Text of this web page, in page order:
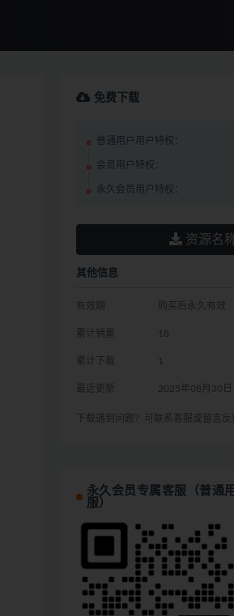
免费下载
普通用户用户特权：
会员用户特权：
永久会员用户特权：
资源名
其他信息
有效期 购买后永久有效
累计销量 18
累计下载 1
最近更新 2025年08月30日
下载遇到问题？可联系客服或留言反
永久会员专属客服（普通
服）